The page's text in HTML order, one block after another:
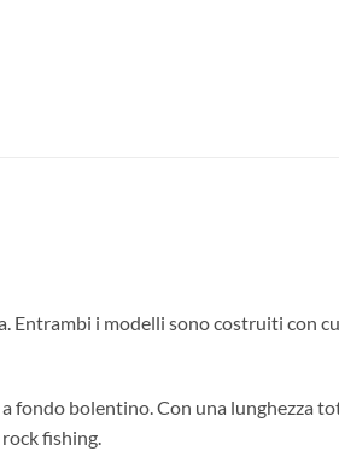
Entrambi i modelli sono costruiti con
bolentino. Con una lunghezza
fishing.